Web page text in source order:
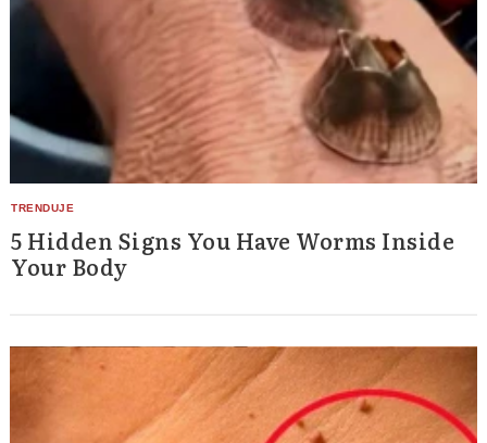
5 Hidden Signs You Have Worms Inside
Your Body